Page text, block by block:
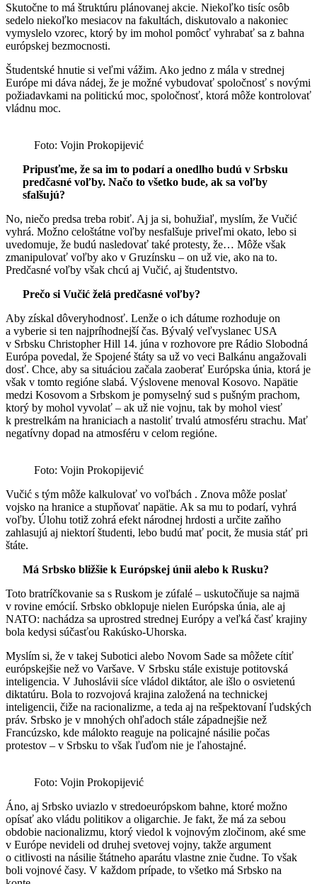
Skutočne to má štruktúru plánovanej akcie. Niekoľko tisíc osôb
sedelo niekoľko mesiacov na fakultách, diskutovalo a nakoniec
vymyslelo vzorec, ktorý by im mohol pomôcť vyhrabať sa z bahna
európskej bezmocnosti.
Študentské hnutie si veľmi vážim. Ako jedno z mála v strednej
Európe mi dáva nádej, že je možné vybudovať spoločnosť s novými
požiadavkami na politickú moc, spoločnosť, ktorá môže kontrolovať
vládnu moc.
Foto: Vojin Prokopijević
Pripusťme, že sa im to podarí a onedlho budú v Srbsku
predčasné voľby. Načo to všetko bude, ak sa voľby
sfalšujú?
No, niečo predsa treba robiť. Aj ja si, bohužiaľ, myslím, že Vučić
vyhrá. Možno celoštátne voľby nesfalšuje priveľmi okato, lebo si
uvedomuje, že budú nasledovať také protesty, že… Môže však
zmanipulovať voľby ako v Gruzínsku – on už vie, ako na to.
Predčasné voľby však chcú aj Vučić, aj študentstvo.
Prečo si Vučić želá predčasné voľby?
Aby získal dôveryhodnosť. Lenže o ich dátume rozhoduje on
a vyberie si ten najpríhodnejší čas. Bývalý veľvyslanec USA
v Srbsku Christopher Hill 14. júna v rozhovore pre Rádio Slobodná
Európa povedal, že Spojené štáty sa už vo veci Balkánu angažovali
dosť. Chce, aby sa situáciou začala zaoberať Európska únia, ktorá je
však v tomto regióne slabá. Výslovene menoval Kosovo. Napätie
medzi Kosovom a Srbskom je pomyselný sud s pušným prachom,
ktorý by mohol vyvolať – ak už nie vojnu, tak by mohol viesť
k prestrelkám na hraniciach a nastoliť trvalú atmosféru strachu. Mať
negatívny dopad na atmosféru v celom regióne.
Foto: Vojin Prokopijević
Vučić s tým môže kalkulovať vo voľbách . Znova môže poslať
vojsko na hranice a stupňovať napätie. Ak sa mu to podarí, vyhrá
voľby. Úlohu totiž zohrá efekt národnej hrdosti a určite zaňho
zahlasujú aj niektorí študenti, lebo budú mať pocit, že musia stáť pri
štáte.
Má Srbsko bližšie k Európskej únii alebo k Rusku?
Toto bratríčkovanie sa s Ruskom je zúfalé – uskutočňuje sa najmä
v rovine emócií. Srbsko obklopuje nielen Európska únia, ale aj
NATO: nachádza sa uprostred strednej Európy a veľká časť krajiny
bola kedysi súčasťou Rakúsko-Uhorska.
Myslím si, že v takej Subotici alebo Novom Sade sa môžete cítiť
európskejšie než vo Varšave. V Srbsku stále existuje potitovská
inteligencia. V Juhoslávii síce vládol diktátor, ale išlo o osvietenú
diktatúru. Bola to rozvojová krajina založená na technickej
inteligencii, čiže na racionalizme, a teda aj na rešpektovaní ľudských
práv. Srbsko je v mnohých ohľadoch stále západnejšie než
Francúzsko, kde málokto reaguje na policajné násilie počas
protestov – v Srbsku to však ľuďom nie je ľahostajné.
Foto: Vojin Prokopijević
Áno, aj Srbsko uviazlo v stredoeurópskom bahne, ktoré možno
opísať ako vládu politikov a oligarchie. Je fakt, že má za sebou
obdobie nacionalizmu, ktorý viedol k vojnovým zločinom, aké sme
v Európe nevideli od druhej svetovej vojny, takže argument
o citlivosti na násilie štátneho aparátu vlastne znie čudne. To však
boli vojnové časy. V každom prípade, to všetko má Srbsko na